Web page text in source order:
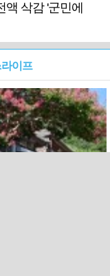
삭감 '군민에
이프